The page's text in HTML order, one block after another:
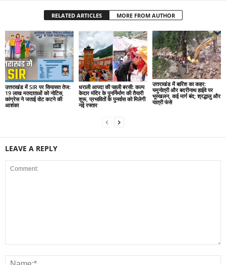
RELATED ARTICLES MORE FROM AUTHOR
उत्तराखंड में SIR पर सियासत तेज:
19 लाख मतदाताओं को नोटिस,
कांग्रेस ने जताई वोट कटने की
आशंका
धराली आपदा की पहली बरसी: कल्प
केदार मंदिर के पुनर्निर्माण की तैयारी
शुरू, प्रभावितों के पुनर्वास को मिलेगी
नई रफ्तार
उत्तराखंड में बारिश का कहर:
यमुनोत्री और बदरीनाथ हाईवे पर
भूस्खलन, कई मार्ग बंद; श्रद्धालु और
यात्री फंसे
LEAVE A REPLY